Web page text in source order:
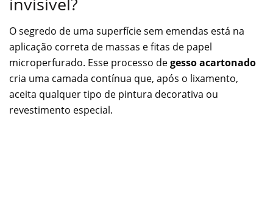
O segredo de uma superfície sem emendas está na
aplicação correta de massas e fitas de papel
microperfurado. Esse processo degesso acartonado
cria uma camada contínua que, após o lixamento,
aceita qualquer tipo de pintura decorativa ou
revestimento especial.